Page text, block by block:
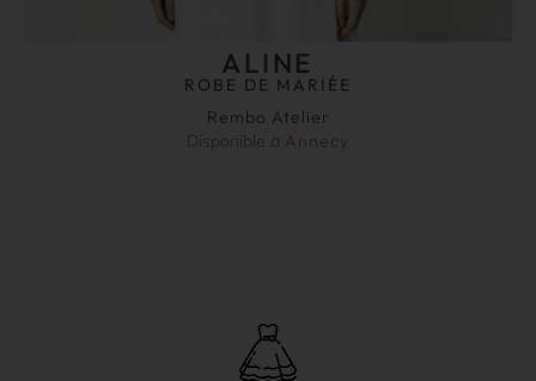
ALINE
ROBE DE MARIÉE
Rembo Atelier
Disponible à Annecy